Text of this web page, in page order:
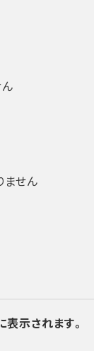
ません
示されます。